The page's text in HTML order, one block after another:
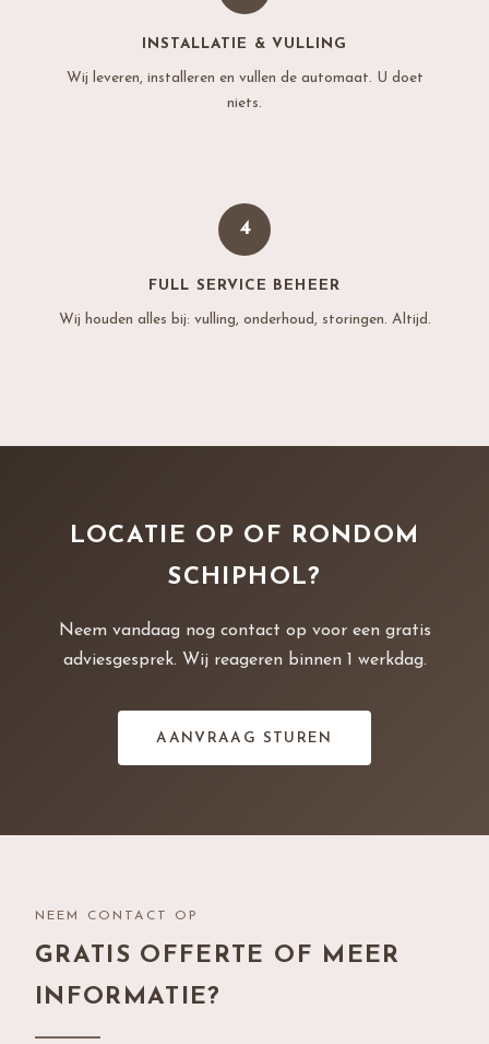
INSTALLATIE & VULLING
Wij leveren, installeren en vullen de automaat. U doet
niets.
4
FULL SERVICE BEHEER
Wij houden alles bij: vulling, onderhoud, storingen. Altijd.
LOCATIE OP OF RONDOM
SCHIPHOL?
Neem vandaag nog contact op voor een gratis
adviesgesprek. Wij reageren binnen 1 werkdag.
AANVRAAG STUREN
NEEM CONTACT OP
GRATIS OFFERTE OF MEER
INFORMATIE?